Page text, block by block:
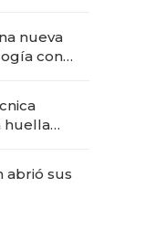
nueva
con
huella
abrió sus